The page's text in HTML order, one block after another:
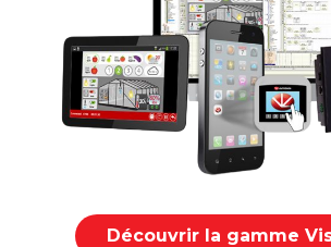
Découvrir la gamme